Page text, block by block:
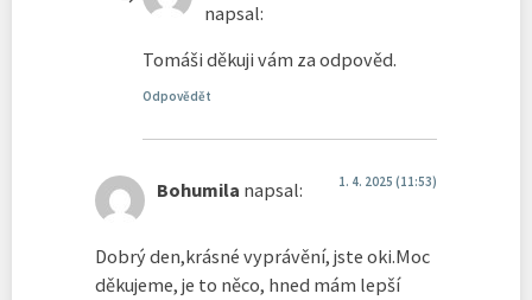
napsal:
Tomáši děkuji vám za odpověd.
Odpovědět
Bohumila napsal: 1. 4. 2025 (11:53)
Dobrý den,krásné vyprávění, jste oki.Moc
děkujeme, je to něco, hned mám lepší